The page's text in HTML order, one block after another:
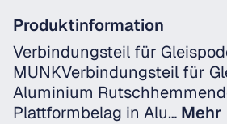
Produktinformation
Verbindungsteil für
MUNKVerbindungsteil für
Aluminium
Plattformbelag in Alu… Mehr